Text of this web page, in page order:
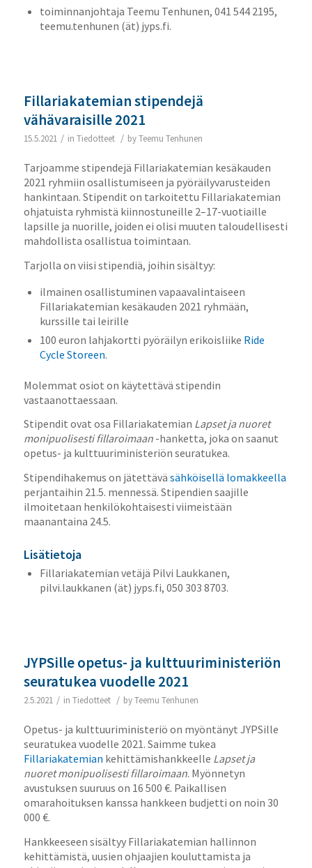
toiminnanjohtaja Teemu Tenhunen, 041 544 2195,
teemu.tenhunen (ät) jyps.fi.
Fillariakatemian stipendejä
vähävaraisille 2021
15.5.2021 / in Tiedotteet / byTeemu Tenhunen
Tarjoamme stipendejä Fillariakatemian kesäkauden
2021 ryhmiin osallistumiseen ja pyöräilyvarusteiden
hankintaan. Stipendit on tarkoitettu Fillariakatemian
ohjatuista ryhmistä kiinnostuneille 2–17-vuotiaille
lapsille ja nuorille, joiden ei olisi muuten taloudellisesti
mahdollista osallistua toimintaan.
Tarjolla on viisi stipendiä, joihin sisältyy:
ilmainen osallistuminen vapaavalintaiseen
Fillariakatemian kesäkauden 2021 ryhmään,
kurssille tai leirille
100 euron lahjakortti pyöräilyn erikoisliike Ride
Cycle Storeen.
Molemmat osiot on käytettävä stipendin
vastaanottaessaan.
Stipendit ovat osa Fillariakatemian Lapset ja nuoret
monipuolisesti fillaroimaan-hanketta, joka on saanut
opetus- ja kulttuuriministeriön seuratukea.
Stipendihakemus on jätettävä sähköisellä lomakkeella
perjantaihin 21.5. mennessä. Stipendien saajille
ilmoitetaan henkilökohtaisesti viimeistään
maanantaina 24.5.
Lisätietoja
Fillariakatemian vetäjä Pilvi Laukkanen,
pilvi.laukkanen (ät) jyps.fi, 050 303 8703.
JYPSille opetus- ja kulttuuriministeriön
seuratukea vuodelle 2021
2.5.2021 / in Tiedotteet / byTeemu Tenhunen
Opetus- ja kulttuuriministeriö on myöntänyt JYPSille
seuratukea vuodelle 2021. Saimme tukea
Fillariakatemian kehittämishankkeelle Lapset ja
nuoret monipuolisesti fillaroimaan. Myönnetyn
avustuksen suuruus on 16 500 €. Paikallisen
omarahoituksen kanssa hankkeen budjetti on noin 30
000 €.
Hankkeeseen sisältyy Fillariakatemian hallinnon
kehittämistä, uusien ohjaajien kouluttamista ja